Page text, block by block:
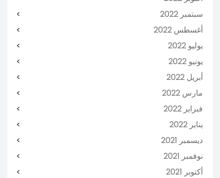
سبتمبر 2022
أغسطس 2022
يوليو 2022
يونيو 2022
أبريل 2022
مارس 2022
فبراير 2022
يناير 2022
ديسمبر 2021
نوفمبر 2021
أكتوبر 2021